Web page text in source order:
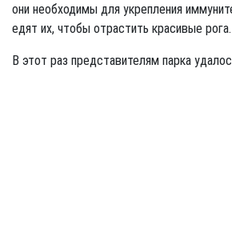
они необходимы для укрепления
едят их, чтобы отрастить красивые рога.
В этот раз представителям парка